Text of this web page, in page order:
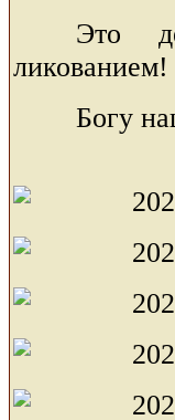
Это
ликованием!
Богу